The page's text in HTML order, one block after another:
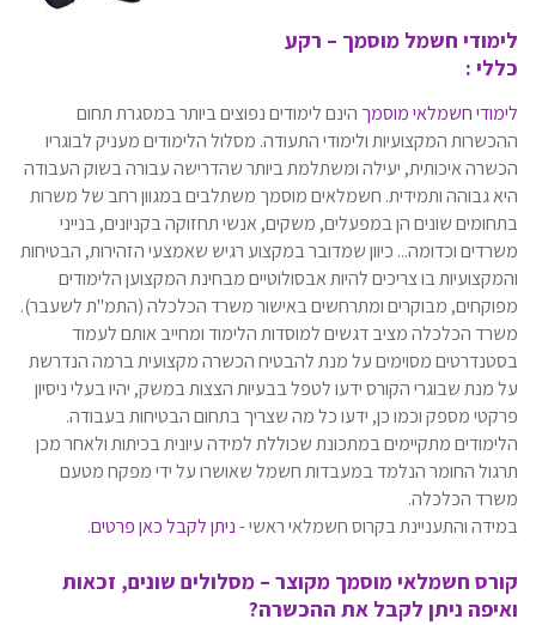
לימודי חשמל מוסמך – רקע
כללי :
לימודי חשמלאי מוסמך הינם לימודים נפוצים ביותר במסגרת תחום
ההכשרות המקצועיות ולימודי התעודה. מסלול הלימודים מעניק לבוגריו
הכשרה איכותית, יעילה ומשתלמת ביותר שהדרישה עבורה בשוק העבודה
היא גבוהה ותמידית. חשמלאים מוסמך משתלבים במגוון רחב של משרות
בתחומים שונים הן במפעלים, משקים, אנשי תחזוקה בקניונים, בנייני
משרדים וכדומה... כיוון שמדובר במקצוע רגיש שאמצעי הזהירות, הבטיחות
והמקצועיות בו צריכים להיות אבסולוטיים מבחינת המקצוען הלימודים
מפוקחים, מבוקרים ומתרחשים באישור משרד הכלכלה (התמ"ת לשעבר).
משרד הכלכלה מציב דגשים למוסדות הלימוד ומחייב אותם לעמוד
בסטנדרטים מסוימים על מנת להבטיח הכשרה מקצועית ברמה הנדרשת
על מנת שבוגרי הקורס ידעו לטפל בבעיות הצצות במשק, יהיו בעלי ניסיון
פרקטי מספק וכמו כן, ידעו כל מה שצריך בתחום הבטיחות בעבודה.
הלימודים מתקיימים במתכונת שכוללת למידה עיונית בכיתות ולאחר מכן
תרגול החומר הנלמד במעבדות חשמל שאושרו על ידי מפקח מטעם
משרד הכלכלה.
במידה והתעניינת בקרוס חשמלאי ראשי -ניתן לקבל כאן פרטים.
קורס חשמלאי מוסמך מקוצר – מסלולים שונים, זכאות
ואיפה ניתן לקבל את ההכשרה?